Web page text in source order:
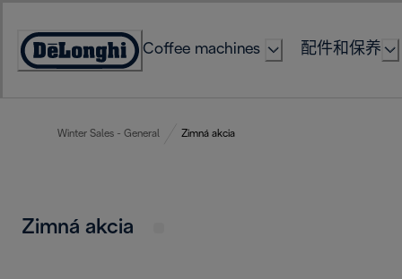
Content
Accessibility
Coffee machines 配件和保养
Winter Sales - General Zimná akcia
Zimná akcia